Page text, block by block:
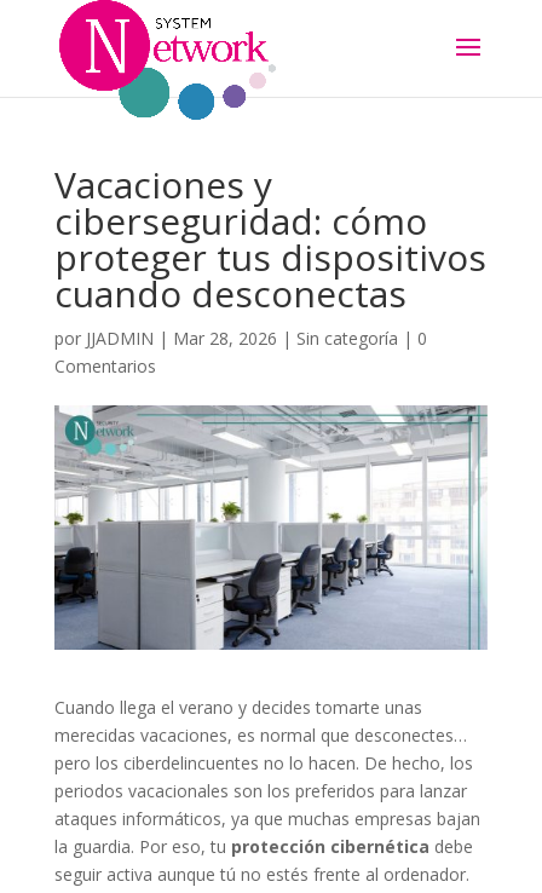
Vacaciones y
ciberseguridad: cómo
proteger tus dispositivos
cuando desconectas
por JJADMIN | Mar 28, 2026 | Sin categoría | 0
Comentarios
Cuando llega el verano y decides tomarte unas
merecidas vacaciones, es normal que desconectes…
pero los ciberdelincuentes no lo hacen. De hecho, los
periodos vacacionales son los preferidos para lanzar
ataques informáticos, ya que muchas empresas bajan
la guardia. Por eso, tu protección cibernética debe
seguir activa aunque tú no estés frente al ordenador.